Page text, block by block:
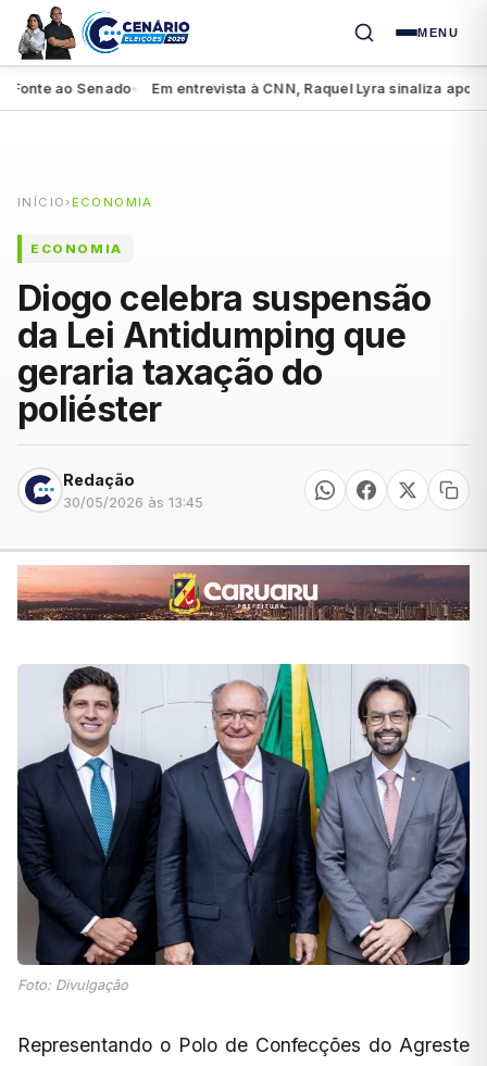
MENU
ao Senado● Em entrevista à CNN, Raquel Lyra sinaliza apoio a
INÍCIO ›ECONOMIA
ECONOMIA
Diogo celebra suspensão
da Lei Antidumping que
geraria taxação do
poliéster
Redação
30/05/2026 às 13:45
Foto: Divulgação
Representando o Polo de Confecções do Agreste